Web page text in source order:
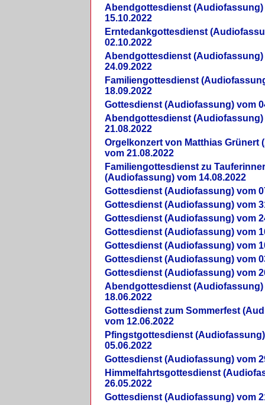
Abendgottesdienst (Audiofassung)
15.10.2022
Erntedankgottesdienst
02.10.2022
Abendgottesdienst (Audiofassung)
24.09.2022
Familiengottesdienst
18.09.2022
Gottesdienst (Audiofassung) vom
Abendgottesdienst (Audiofassung)
21.08.2022
Orgelkonzert von Matthias Grünert
vom 21.08.2022
Familiengottesdienst zu
(Audiofassung) vom 14.08.2022
Gottesdienst (Audiofassung) vom
Gottesdienst (Audiofassung) vom
Gottesdienst (Audiofassung) vom
Gottesdienst (Audiofassung) vom
Gottesdienst (Audiofassung) vom
Gottesdienst (Audiofassung) vom
Gottesdienst (Audiofassung) vom
Abendgottesdienst (Audiofassung)
18.06.2022
Gottesdienst zum Sommerfest
vom 12.06.2022
Pfingstgottesdienst
05.06.2022
Gottesdienst (Audiofassung) vom
Himmelfahrtsgottesdienst
26.05.2022
Gottesdienst (Audiofassung) vom